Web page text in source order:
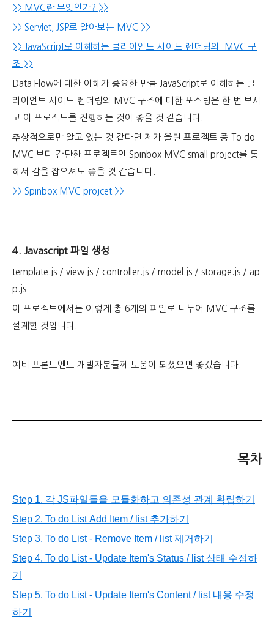
>> MVC란 무엇인가? >>
>> Servlet, JSP로 알아보는 MVC >>
>> JavaScript로 이해하는 클라이언트 사이드 렌더링의 MVC 구
조 >>
Data Flow에 대한 이해가 중요한 만큼
JavaScript로 이해하는 클
라이언트 사이드 렌더링의 MVC 구조에 대한 포스팅은 한 번 보시
고 이 프로젝트를 진행하는 것이 좋을 것 같습니다.
추상적으로만 알고 있는 것 같다면 제가 올린 프로젝트 중 To do
MVC 보다 간단한 프로젝트인 Spinbox MVC small project를 통
해서 감을 잡으셔도 좋을 것 같습니다.
>> Spinbox MVC projcet >>
4. Javascript 파일 생성
template.js / view.js / controller.js / model.js / storage.js / ap
p.js
이 프로젝트에서는 이렇게 총 6개의 파일로 나누어 MVC 구조를
설계할 것입니다.
예비 프론트엔드 개발자분들께 도움이 되셨으면 좋겠습니다.
목차
Step 1. 각 JS파일들을 모듈화하고 의존성 관계 확립하기
Step 2. To do List Add Item / list 추가하기
Step 3. To do List - Remove Item / list 제거하기
Step 4. To do List - Update Item's Status / list 상태 수정하
기
Step 5. To do List - Update Item's Content / list 내용 수정
하기